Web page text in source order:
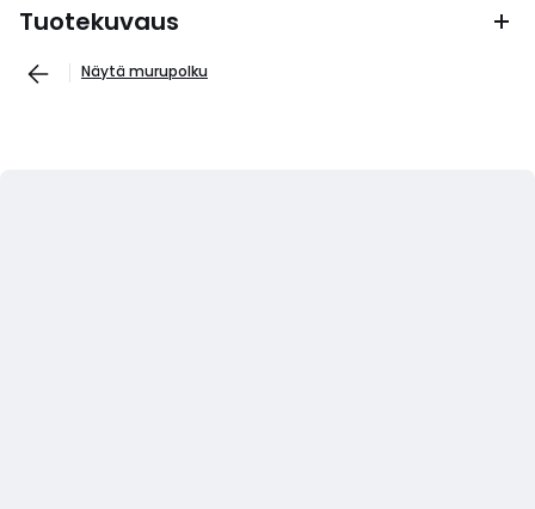
Tuotekuvaus
Näytä murupolku